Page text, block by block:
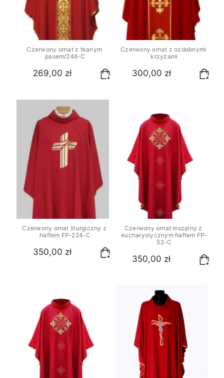
Czerwony ornat z tkanym
pasem/246-C
269,00 zł
Czerwony ornat z ozdobnymi
krzyżami
300,00 zł
Czerwony ornat liturgiczny z
haftem FP-224-C
350,00 zł
Czerwony ornat mszalny z
eucharystycznym haftem FP-
52-C
350,00 zł